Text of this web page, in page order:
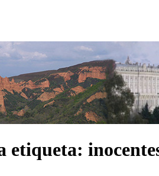
etiqueta: